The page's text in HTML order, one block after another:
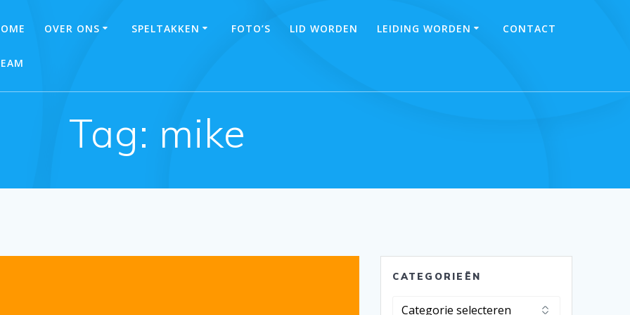
OVER ONS SPELTAKKEN FOTO’S LID WORDEN LEIDING WORDEN CONTACT
Tag: mike
CATEGORIEËN
Categorieën